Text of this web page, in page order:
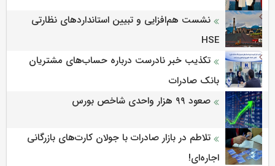
نشست هم‌افزایی و تبیین استانداردهای نظارتی
HSE
تکذیب خبر نادرست درباره حساب‌های مشتریان
بانک صادرات
صعود ۹۹ هزار واحدی شاخص بورس
تلاطم در بازار صادرات با جولان کارت‌های بازرگانی
اجاره‌ای!